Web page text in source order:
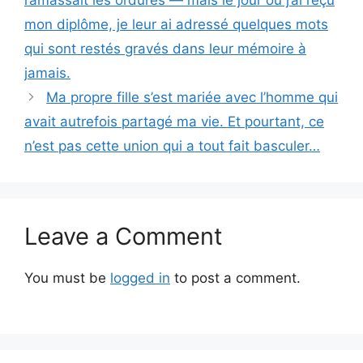
mon diplôme, je leur ai adressé quelques mots
qui sont restés gravés dans leur mémoire à
jamais.
Ma propre fille s’est mariée avec l’homme qui
avait autrefois partagé ma vie. Et pourtant, ce
n’est pas cette union qui a tout fait basculer…
Leave a Comment
You must be logged in to post a comment.